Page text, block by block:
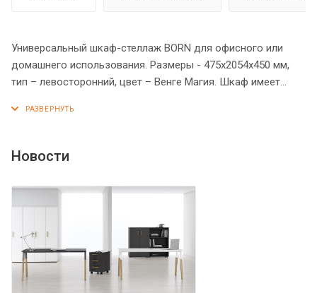
Универсальный шкаф-стеллаж BORN для офисного или
домашнего использования. Размеры - 475х2054х450 мм,
тип – левосторонний, цвет – Венге Магия. Шкаф имеет
нижние закрыты дверцей из ЛДСП под цвет конструкции,
металлическая ручка. Конструкция шкафа оснащена
Новости